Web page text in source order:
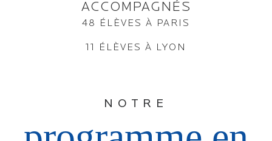
ACCOMPAGNÉS
48 ÉLÈVES À PARIS
11 ÉLÈVES À LYON
NOTRE